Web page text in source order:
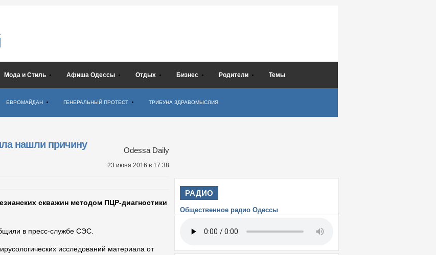
Мода и Стиль Афиша Одессы Отдых Бизнес Родители Темы
ЕВРОМАЙДАН ГЕНЕРАЛЬНЫЙ ПРОТЕСТ ТРИБУНА ЗДРАВОМЫСЛИЯ
нашли причину
Odessa Daily
23 июня 2016 в 17:38
скважин методом ПЦР-диагностики
в пресс-службе СЭС.
исследований материала от
РАДИО
Общественное радио Одессы